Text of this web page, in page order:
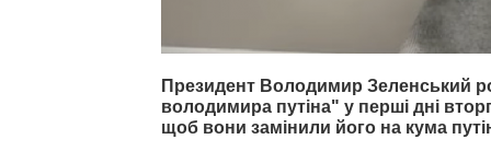
Президент Володимир Зеленський
володимира путіна" у перші дні
щоб вони замінили його на кума